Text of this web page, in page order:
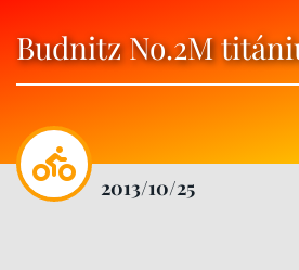
Budnitz No.2M
2013/10/25